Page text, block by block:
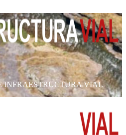
INFRAESTRUCTURA VIAL